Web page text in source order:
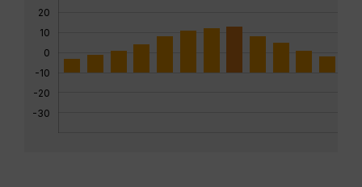
20
10
0
-10
-20
-30